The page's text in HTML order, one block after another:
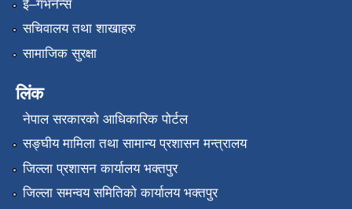
ई–गभर्नेन्स
सचिवालय तथा शाखाहरु
सामाजिक सुरक्षा
लिंक
नेपाल सरकारको आधिकारिक पोर्टल
सङ्‍घीय मामिला तथा सामान्य प्रशासन मन्त्रालय
जिल्ला प्रशासन कार्यालय भक्तपुर
जिल्ला समन्वय समितिको कार्यालय भक्तपुर